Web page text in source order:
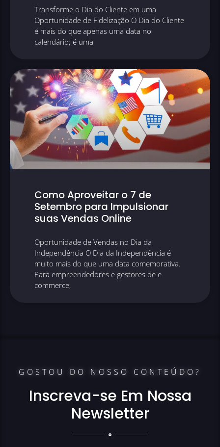
Transforme o Dia do Cliente em uma
Oportunidade de Fidelização O Dia do Cliente
é mais do que apenas uma data no
calendário; é uma
Como Aproveitar o 7 de
Setembro para Impulsionar
suas Vendas Online
Oportunidade de Vendas no Dia da
Independência O Dia da Independência é
muito mais do que uma data comemorativa.
Para empreendedores e gestores de e-
commerce,
GOSTOU DO NOSSO CONTEÚDO?
Inscreva-se Em Nossa
Newsletter